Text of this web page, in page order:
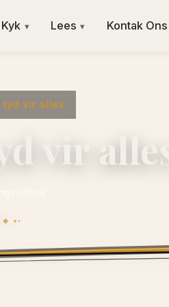
▾ Lees ▾ Kontak Ons
tyd vir alles
vir alles